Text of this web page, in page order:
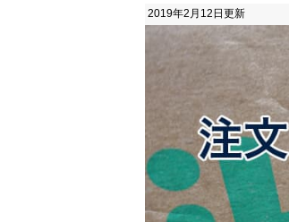
2019年2月12日 更新